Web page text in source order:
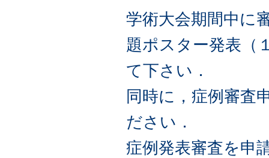
学術大会期間中に
題ポスター発表（
て下さい．
同時に，症例審査
ださい．
症例発表審査を申